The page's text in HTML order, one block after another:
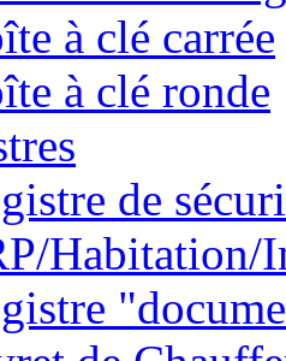
à clé carrée
à clé ronde
de
Habitation/